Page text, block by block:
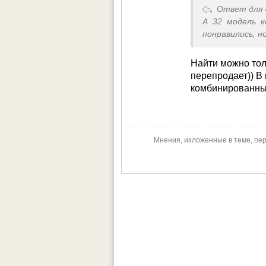
Ответ для
А 32 модель
понравились,
Найти можно
перепродает)) В
Мнения, изложенные в теме,